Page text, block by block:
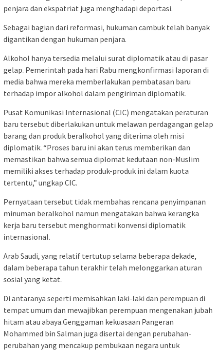
penjara dan ekspatriat juga menghadapi deportasi.
Sebagai bagian dari reformasi, hukuman cambuk telah banyak
digantikan dengan hukuman penjara.
Alkohol hanya tersedia melalui surat diplomatik atau di pasar
gelap. Pemerintah pada hari Rabu mengkonfirmasi laporan di
media bahwa mereka memberlakukan pembatasan baru
terhadap impor alkohol dalam pengiriman diplomatik.
Pusat Komunikasi Internasional (CIC) mengatakan peraturan
baru tersebut diberlakukan untuk melawan perdagangan gelap
barang dan produk beralkohol yang diterima oleh misi
diplomatik. “Proses baru ini akan terus memberikan dan
memastikan bahwa semua diplomat kedutaan non-Muslim
memiliki akses terhadap produk-produk ini dalam kuota
tertentu,” ungkap CIC.
Pernyataan tersebut tidak membahas rencana penyimpanan
minuman beralkohol namun mengatakan bahwa kerangka
kerja baru tersebut menghormati konvensi diplomatik
internasional.
Arab Saudi, yang relatif tertutup selama beberapa dekade,
dalam beberapa tahun terakhir telah melonggarkan aturan
sosial yang ketat.
Di antaranya seperti memisahkan laki-laki dan perempuan di
tempat umum dan mewajibkan perempuan mengenakan jubah
hitam atau abaya.Genggaman kekuasaan Pangeran
Mohammed bin Salman juga disertai dengan perubahan-
perubahan yang mencakup pembukaan negara untuk